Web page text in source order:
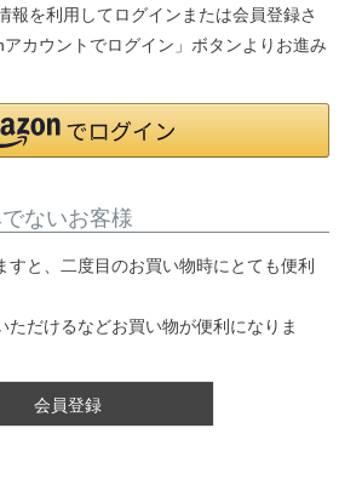
報を利用してログインまたは会員登録さ
カウントでログイン」ボタンよりお進み
ないお客様
すと、二度目のお買い物時にとても便利
ただけるなどお買い物が便利になりま
会員登録